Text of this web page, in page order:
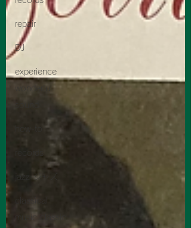
repair
DJ
experience
jazz ジャズ
music classic